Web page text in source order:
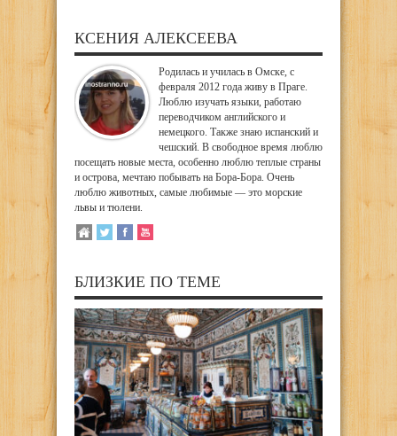
КСЕНИЯ АЛЕКСЕЕВА
Родилась и училась в Омске, с
февраля 2012 года живу в Праге.
Люблю изучать языки, работаю
переводчиком английского и
немецкого. Также знаю испанский и
чешский. В свободное время люблю
посещать новые места, особенно люблю теплые страны
и острова, мечтаю побывать на Бора-Бора. Очень
люблю животных, самые любимые — это морские
львы и тюлени.
БЛИЗКИЕ ПО ТЕМЕ